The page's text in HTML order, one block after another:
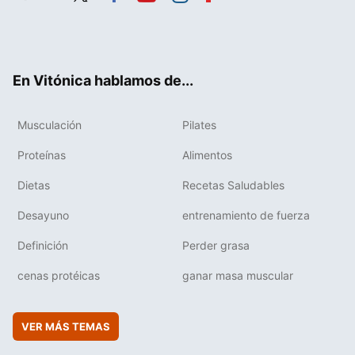
En Vitónica hablamos de...
Musculación Pilates
Proteínas Alimentos
Dietas Recetas Saludables
Desayuno entrenamiento de fuerza
Definición Perder grasa
cenas protéicas ganar masa muscular
VER MÁS TEMAS